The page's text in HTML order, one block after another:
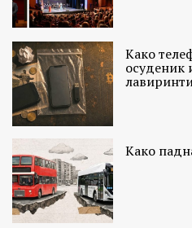
Како
осуденик
Како